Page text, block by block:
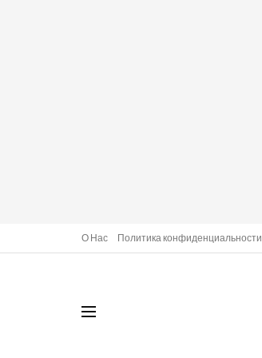
О Нас Политика конфиденциальности